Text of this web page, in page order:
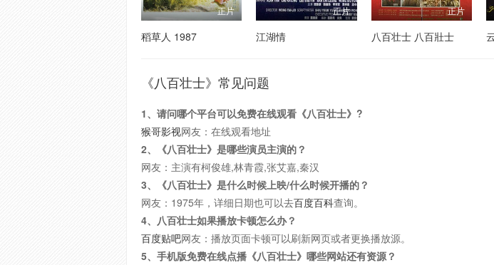
正片
稻草人 1987
正片
江湖情
正片
八百壮士 八百壯士
《八百壮士》常见问题
1、请问哪个平台可以免费在线观看《八百壮士》?
猴哥影视网友：在线观看地址
2、《八百壮士》是哪些演员主演的？
网友：主演有柯俊雄,林青霞,张艾嘉,秦汉
3、《八百壮士》是什么时候上映/什么时候开播的？
网友：1975年，详细日期也可以去百度百科查询。
4、八百壮士如果播放卡顿怎么办？
百度贴吧网友：播放页面卡顿可以刷新网页或者更换播放源。
5、手机版免费在线点播《八百壮士》哪些网站还有资源？